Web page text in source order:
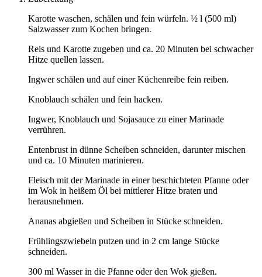
Karotte waschen, schälen und fein würfeln. ½ l (500 ml)
Salzwasser zum Kochen bringen.
Reis und Karotte zugeben und ca. 20 Minuten bei schwacher
Hitze quellen lassen.
Ingwer schälen und auf einer Küchenreibe fein reiben.
Knoblauch schälen und fein hacken.
Ingwer, Knoblauch und Sojasauce zu einer Marinade
verrühren.
Entenbrust in dünne Scheiben schneiden, darunter mischen
und ca. 10 Minuten marinieren.
Fleisch mit der Marinade in einer beschichteten Pfanne oder
im Wok in heißem Öl bei mittlerer Hitze braten und
herausnehmen.
Ananas abgießen und Scheiben in Stücke schneiden.
Frühlingszwiebeln putzen und in 2 cm lange Stücke
schneiden.
300 ml Wasser in die Pfanne oder den Wok gießen.